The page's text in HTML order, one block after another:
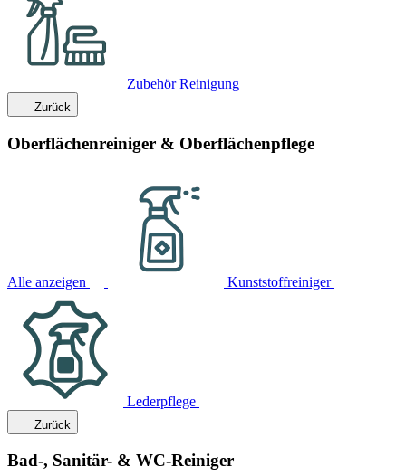
Zubehör Reinigung
Zurück
Oberflächenreiniger & Oberflächenpflege
Alle anzeigen Kunststoffreiniger
Lederpflege
Zurück
Bad-, Sanitär- & WC-Reiniger